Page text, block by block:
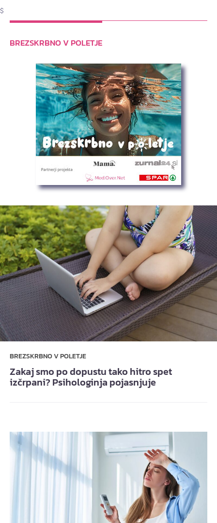
$
BREZSKRBNO V POLETJE
BREZSKRBNO V POLETJE
Zakaj smo po dopustu tako hitro spet
izčrpani? Psihologinja pojasnjuje